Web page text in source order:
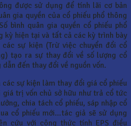
được sử dụng để tính lãi cơ bản
gia quyền của cổ phiếu phổ thông
bình quân gia quyền cổ phiếu phổ
kỳ hiện tại và tất cả các kỳ trình bày
sự kiện (Trừ việc chuyển đổi cổ
tạo ra sự thay đổi về số lượng cổ
đến thay đổi về nguồn vốn.
sự kiện làm thay đổi giá cổ phiếu
trị vốn chủ sở hữu như trả cổ tức
chia tách cổ phiếu, sáp nhập cổ
cổ phiếu mới…tác giả sẽ sử dụng
cứu với công thức tính EPS điều